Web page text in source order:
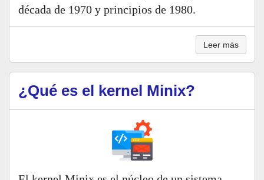
década de 1970 y principios de 1980.
Leer más
¿Qué es el kernel Minix?